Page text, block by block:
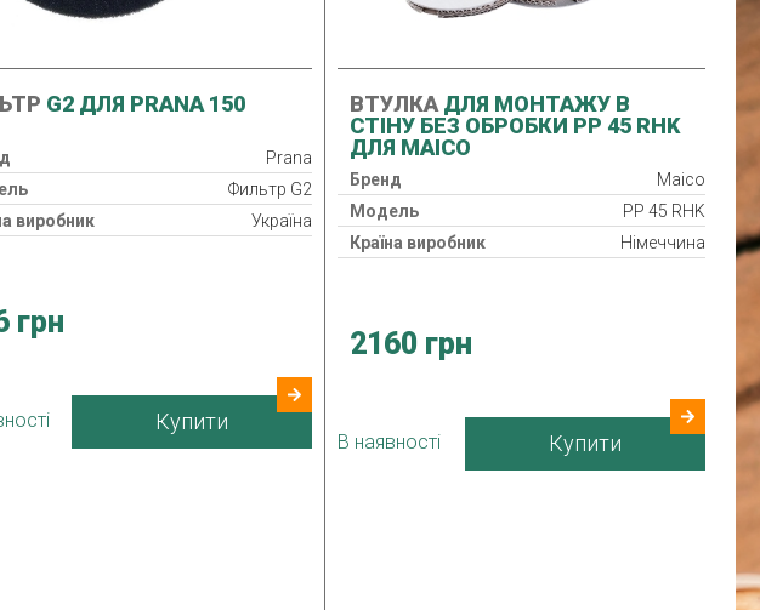
G2 ДЛЯ PRANA 150
Prana
Фильтр G2
виробник
Україна
грн
Купити
ВТУЛКА ДЛЯ МОНТАЖУ В
СТІНУ БЕЗ ОБРОБКИ PP 45 RHK
ДЛЯ MAICO
Бренд
Maico
Модель
PP 45 RHK
Країна виробник
Німеччина
2160 грн
В наявності Купити